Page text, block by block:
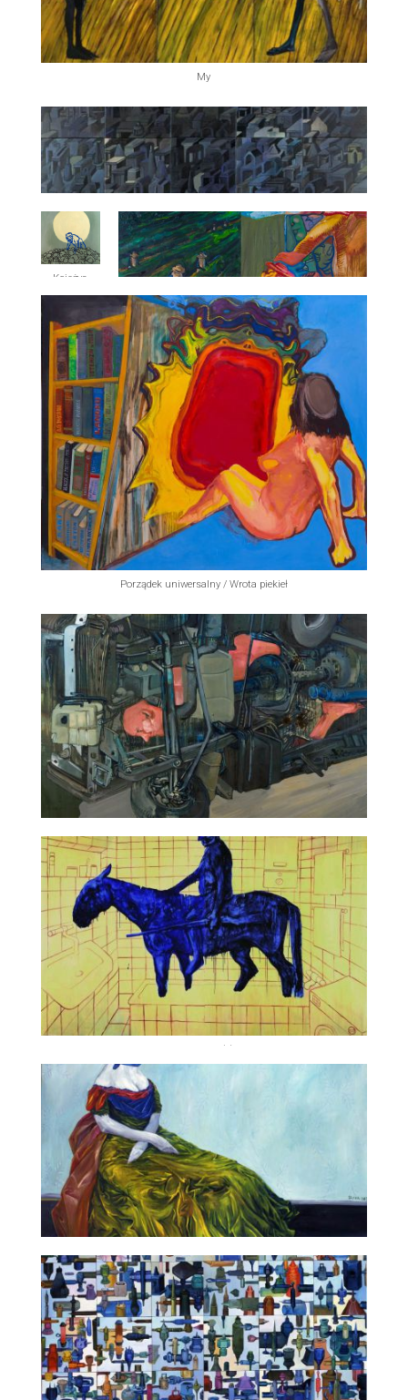
My
Księżyc
Porządek uniwersalny / Meridian
Porządek uniwersalny / Wrota piekieł
Symbiotec (6)
Obraz salonowy